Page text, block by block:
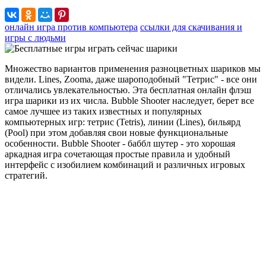
онлайн игра против компьютера ссылки для скачивания и
игры с людьми
Множество вариантов применения разноцветных шариков мы
видели. Lines, Zooma, даже шароподобный "Тетрис" - все они
отличались увлекательностью. Эта бесплатная онлайн флэш
игра шарики из их числа. Bubble Shooter наследует, берет все
самое лучшее из таких известных и популярных
компьютерных игр: тетрис (Tetris), линии (Lines), бильярд
(Pool) при этом добавляя свои новые функциональные
особенности. Bubble Shooter - баббл шутер - это хорошая
аркадная игра сочетающая простые правила и удобный
интерфейс с изобилием комбинаций и различных игровых
стратегий.